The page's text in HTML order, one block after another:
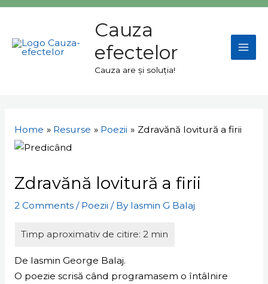
Skip
content
Cauza
efectelor
Cauza are și soluția!
Home Resurse Poezii Zdravănă lovitură a firii
Zdravănă lovitură a firii
2 Comments / Poezii / By Iasmin G Balaj
De Iasmin George Balaj.
O poezie scrisă când programasem o întâlnire
articole